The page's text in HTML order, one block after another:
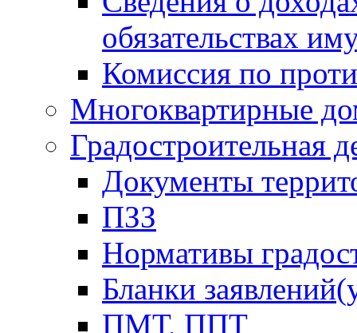
обязательствах
Комиссия по
Многоквартирные
Градостроительная
Документы
ПЗЗ
Нормативы
Бланки
ПМТ, ППТ